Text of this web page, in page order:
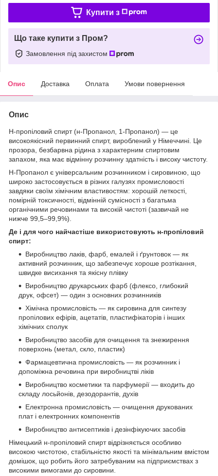
Купити з
Що таке купити з Пром?
Замовлення під захистом
Опис Доставка Оплата Умови повернення
Опис
Н-пропіловий спирт (н-Пропанол, 1-Пропанол) — це
високоякісний первинний спирт, вироблений у Німеччині. Це
прозора, безбарвна рідина з характерним спиртовим
запахом, яка має відмінну розчинну здатність і високу чистоту.
Н-Пропанол є універсальним розчинником і сировиною, що
широко застосовується в різних галузях промисловості
завдяки своїм хімічним властивостям: хорошій леткості,
помірній токсичності, відмінній сумісності з багатьма
органічними речовинами та високій чистоті (зазвичай не
нижче 99,5–99,9%).
Де і для чого найчастіше використовують н-пропіловий
спирт:
Виробництво лаків, фарб, емалей і ґрунтовок — як
активний розчинник, що забезпечує хороше розтікання,
швидке висихання та якісну плівку
Виробництво друкарських фарб (флексо, глибокий
друк, офсет) — один з основних розчинників
Хімічна промисловість — як сировина для синтезу
пропілових ефірів, ацетатів, пластифікаторів і інших
хімічних сполук
Виробництво засобів для очищення та знежирення
поверхонь (метал, скло, пластик)
Фармацевтична промисловість — як розчинник і
допоміжна речовина при виробництві ліків
Виробництво косметики та парфумерії — входить до
складу лосьйонів, дезодорантів, духів
Електронна промисловість — очищення друкованих
плат і електронних компонентів
Виробництво антисептиків і дезінфікуючих засобів
Німецький н-пропіловий спирт відрізняється особливо
високою чистотою, стабільністю якості та мінімальним вмістом
домішок, що робить його затребуваним на підприємствах з
високими вимогами до сировини.